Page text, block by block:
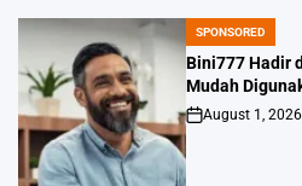
POSTED
IN
SPONSORED
Bini777 Hadir
Mudah
Post
August 1, 2026